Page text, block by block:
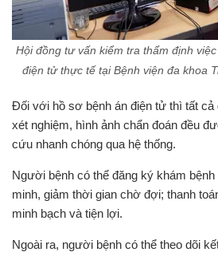
Hội đồng tư vấn kiểm tra thẩm định
điện tử thực tế tại Bệnh viện đa khoa
Đối với hồ sơ bệnh án điện tử thì tất cả
xét nghiệm, hình ảnh chẩn đoán đều
cứu nhanh chóng qua hệ thống.
Người bệnh có thể đăng ký khám
minh, giảm thời gian chờ đợi; thanh
minh bạch và tiện lợi.
Ngoài ra, người bệnh có thể theo dõi